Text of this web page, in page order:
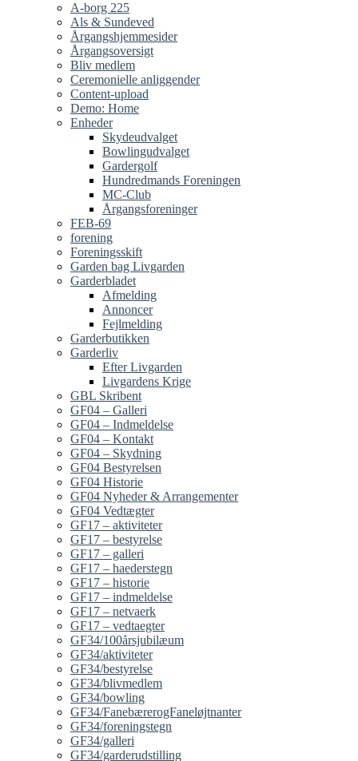
A-borg 225
Als & Sundeved
Årgangshjemmesider
Årgangsoversigt
Bliv medlem
Ceremonielle anliggender
Content-upload
Demo: Home
Enheder
Skydeudvalget
Bowlingudvalget
Gardergolf
Hundredmands Foreningen
MC-Club
Årgangsforeninger
FEB-69
forening
Foreningsskift
Garden bag Livgarden
Garderbladet
Afmelding
Annoncer
Fejlmelding
Garderbutikken
Garderliv
Efter Livgarden
Livgardens Krige
GBL Skribent
GF04 – Galleri
GF04 – Indmeldelse
GF04 – Kontakt
GF04 – Skydning
GF04 Bestyrelsen
GF04 Historie
GF04 Nyheder & Arrangementer
GF04 Vedtægter
GF17 – aktiviteter
GF17 – bestyrelse
GF17 – galleri
GF17 – haederstegn
GF17 – historie
GF17 – indmeldelse
GF17 – netvaerk
GF17 – vedtaegter
GF34/100årsjubilæum
GF34/aktiviteter
GF34/bestyrelse
GF34/blivmedlem
GF34/bowling
GF34/FanebærerogFaneløjtnanter
GF34/foreningstegn
GF34/galleri
GF34/garderudstilling